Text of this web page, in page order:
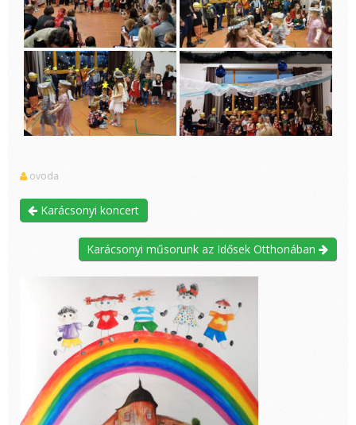
ovoda
Karácsonyi koncert
Karácsonyi műsorunk az Idősek Otthonában